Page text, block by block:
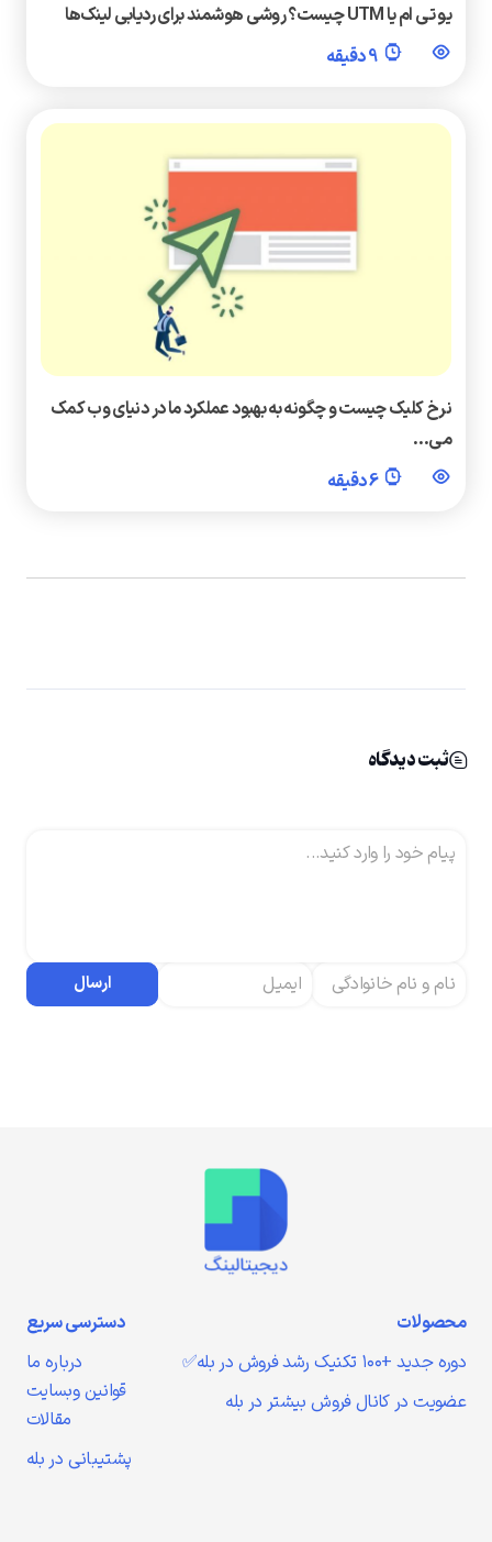
یو تی ام یا UTM چیست؟ روشی هوشمند برای ردیابی لینک‌ها
9 دقیقه
نرخ کلیک چیست و چگونه به بهبود عملکرد ما در دنیای وب کمک
می‌…
6 دقیقه
ثبت دیدگاه
ارسال
محصولات
دوره جدید +۱۰۰ تکنیک رشد فروش در بله✅
عضویت در کانال فروش بیشتر در بله
دسترسی سریع
درباره ما
قوانین وبسایت
مقالات
پشتیبانی در بله